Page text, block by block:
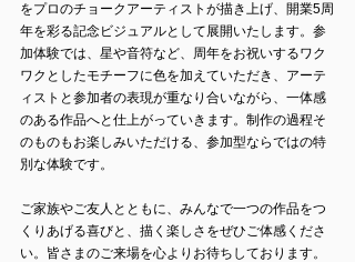
をプロのチョークアーティストが描き上げ、開業5周
年を彩る記念ビジュアルとして展開いたします。参
加体験では、星や音符など、周年をお祝いするワク
ワクとしたモチーフに色を加えていただき、アーテ
ィストと参加者の表現が重なり合いながら、一体感
のある作品へと仕上がっていきます。制作の過程そ
のものもお楽しみいただける、参加型ならではの特
別な体験です。
ご家族やご友人とともに、みんなで一つの作品をつ
くりあげる喜びと、描く楽しさをぜひご体感くださ
い。皆さまのご来場を心よりお待ちしております。